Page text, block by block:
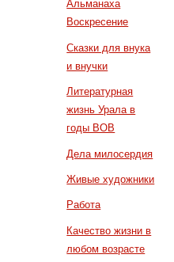
Альманаха
Воскресение
Сказки для внука
и внучки
Литературная
жизнь Урала в
годы ВОВ
Дела милосердия
Живые художники
Работа
Качество жизни в
любом возрасте